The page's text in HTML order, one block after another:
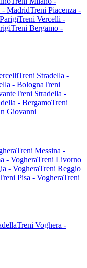
- MadridTreni Piacenza -
Treni Vercelli -
Treni Bergamo -
Treni Stradella -
- BolognaTreni
Treni Stradella -
- BergamoTreni
Giovanni
Treni Messina -
- VogheraTreni Livorno
- VogheraTreni Reggio
Pisa - VogheraTreni
Treni Voghera -